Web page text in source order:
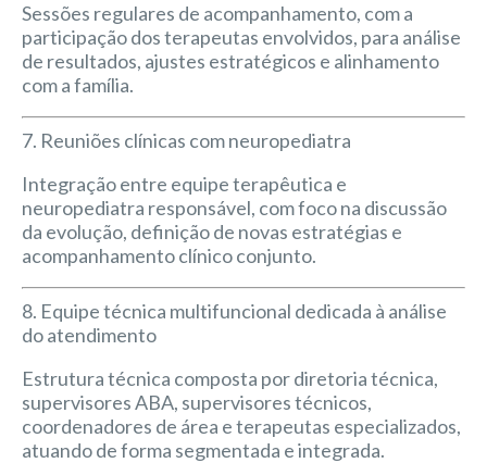
Sessões regulares de acompanhamento, com a
participação dos terapeutas envolvidos, para análise
de resultados, ajustes estratégicos e alinhamento
com a família.
7. Reuniões clínicas com neuropediatra
Integração entre equipe terapêutica e
neuropediatra responsável, com foco na discussão
da evolução, definição de novas estratégias e
acompanhamento clínico conjunto.
8. Equipe técnica multifuncional dedicada à análise
do atendimento
Estrutura técnica composta por diretoria técnica,
supervisores ABA, supervisores técnicos,
coordenadores de área e terapeutas especializados,
atuando de forma segmentada e integrada.